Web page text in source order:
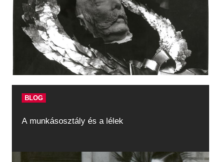
BLOG
A munkásosztály és a lélek